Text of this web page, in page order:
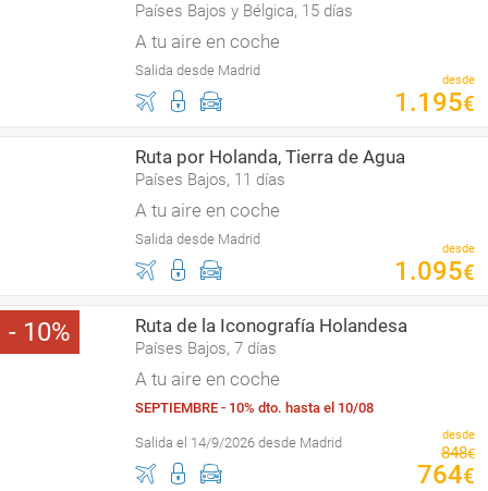
Países Bajos y Bélgica, 15 días
A tu aire en coche
Salida desde Madrid
desde
1 .195€
Ruta por Holanda, Tierra de Agua
Países Bajos, 11 días
A tu aire en coche
Salida desde Madrid
desde
1 .095€
10 Ruta de la Iconografía Holandesa
Países Bajos, 7 días
A tu aire en coche
SEPTIEMBRE - 10% dto. hasta el 10/08
Salida el 14/9/2026 desde Madrid desde
848€
764€